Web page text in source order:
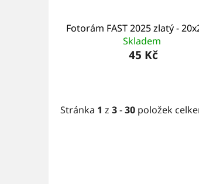
Fotorám FAST 2025 zlatý -
Skladem
45 Kč
Stránka 1 z 3-30 položek